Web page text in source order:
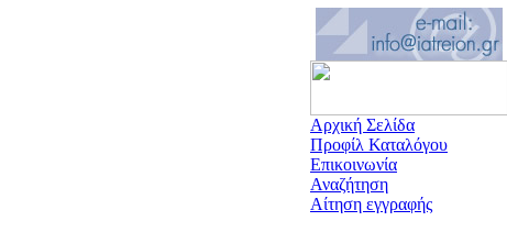
Αρχική Σελίδα
Προφίλ Καταλόγου
Επικοινωνία
Αναζήτηση
Αίτηση εγγραφής